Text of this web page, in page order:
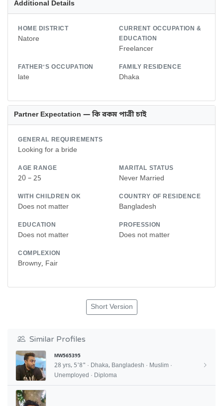
Additional Details
HOME DISTRICT
Natore
CURRENT OCCUPATION &
EDUCATION
Freelancer
FATHER'S OCCUPATION
late
FAMILY RESIDENCE
Dhaka
Partner Expectation — কি রকম পাত্রী চাই
GENERAL REQUIREMENTS
Looking for a bride
AGE RANGE
20 – 25
MARITAL STATUS
Never Married
WITH CHILDREN OK
Does not matter
COUNTRY OF RESIDENCE
Bangladesh
EDUCATION
Does not matter
PROFESSION
Does not matter
COMPLEXION
Browny, Fair
Short Version
Similar Profiles
MW565395
28 yrs, 5'8" · Dhaka, Bangladesh · Muslim ·
Unemployed · Diploma